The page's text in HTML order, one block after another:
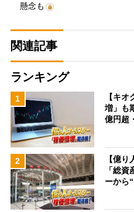
懸念も
関連記事
ランキング
1
【キ
増」も
億円超
2
【億
「総
ーから